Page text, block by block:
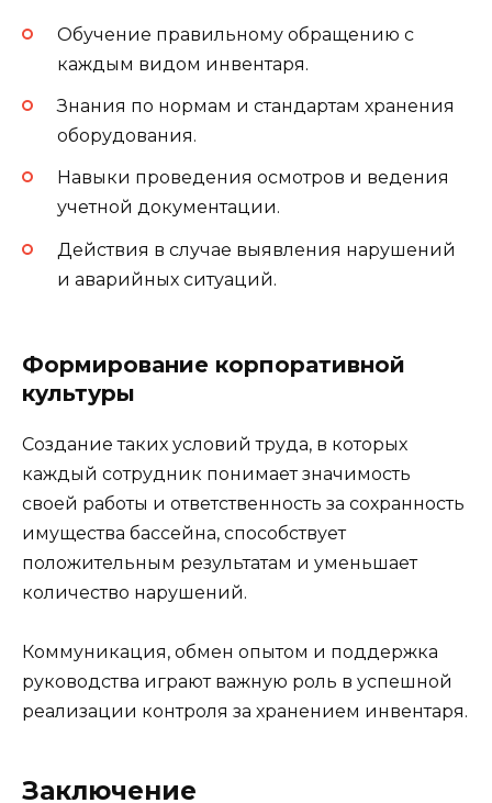
Обучение правильному обращению с
каждым видом инвентаря.
Знания по нормам и стандартам хранения
оборудования.
Навыки проведения осмотров и ведения
учетной документации.
Действия в случае выявления нарушений
и аварийных ситуаций.
Формирование корпоративной
культуры
Создание таких условий труда, в которых
каждый сотрудник понимает значимость
своей работы и ответственность за сохранность
имущества бассейна, способствует
положительным результатам и уменьшает
количество нарушений.
Коммуникация, обмен опытом и поддержка
руководства играют важную роль в успешной
реализации контроля за хранением инвентаря.
Заключение